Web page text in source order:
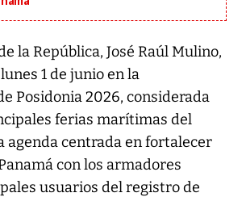
la República, José Raúl Mulino,
1 de junio en la
Posidonia 2026, considerada
ferias marítimas del
agenda centrada en fortalecer
con los armadores
usuarios del registro de